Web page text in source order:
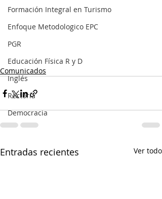
Formación Integral en Turismo
Enfoque Metodologico EPC
PGR
Educación Física R y D
Inglés
Rectoría
Democracia
Comunicados
Entradas recientes Ver todo